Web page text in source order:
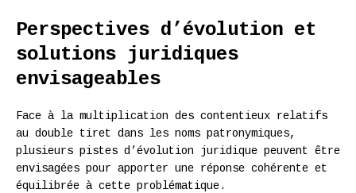
Perspectives d’évolution et
solutions juridiques
envisageables
Face à la multiplication des contentieux relatifs
au double tiret dans les noms patronymiques,
plusieurs pistes d’évolution juridique peuvent être
envisagées pour apporter une réponse cohérente et
équilibrée à cette problématique.